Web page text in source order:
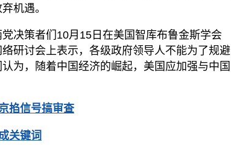
机遇。
决策者们10月15日在美国智库布鲁金斯学会
络研讨会上表示，各级政府领导人不能为了规避
为，随着中国经济的崛起，美国应加强与中国
掐信号搞审查
关键词